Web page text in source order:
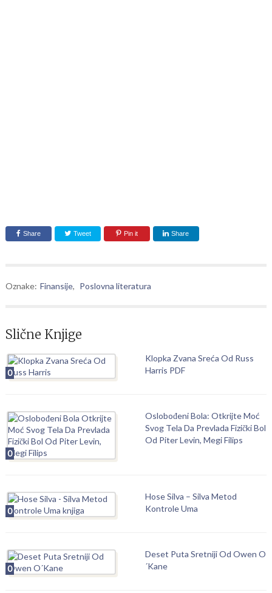
Share Tweet Pin it Share
Oznake: Finansije, Poslovna literatura
Slične Knjige
0
Klopka Zvana Sreća Od Russ
Harris PDF
0
Oslobođeni Bola: Otkrijte Moć
Svog Tela Da Prevlada Fizički Bol
Od Piter Levin, Megi Filips
0
Hose Silva – Silva Metod
Kontrole Uma
0
Deset Puta Sretniji Od Owen O
´Kane